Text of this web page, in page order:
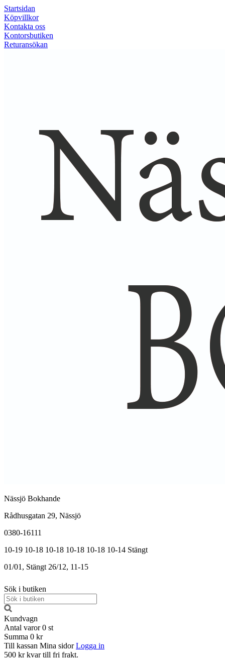
Startsidan
Köpvillkor
Kontakta oss
Kontorsbutiken
Returansökan
Nässjö Bokhande
Rådhusgatan 29, Nässjö
0380-16111
10-19 10-18 10-18 10-18 10-18 10-14 Stängt
01/01, Stängt 26/12, 11-15
Sök i butiken
Kundvagn
Antal varor 0 st
Summa 0 kr
Till kassan Mina sidor Logga in
500 kr kvar till fri frakt.